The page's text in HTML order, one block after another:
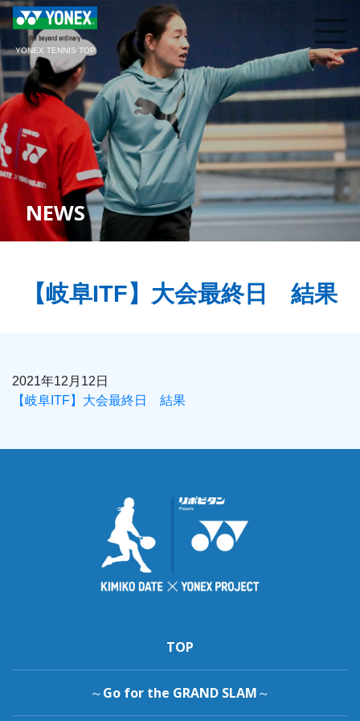
YONEX TENNIS TOP
NEWS
【岐阜ITF】大会最終日 結果
2021年12月12日
【岐阜ITF】大会最終日 結果
TOP
～Go for the GRAND SLAM～